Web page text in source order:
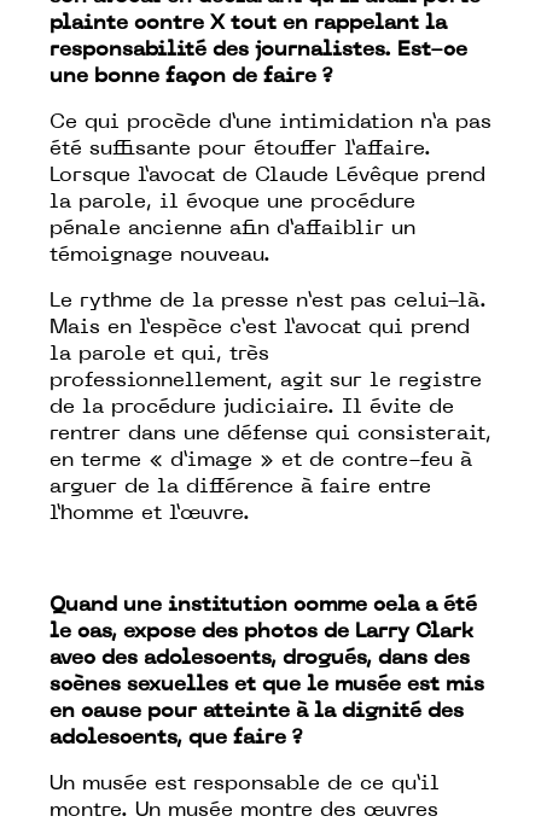
plainte contre X tout en rappelant la
responsabilité des journalistes. Est-ce
une bonne façon de faire ?
Ce qui procède d’une intimidation n’a pas
été suffisante pour étouffer l’affaire.
Lorsque l’avocat de Claude Lévêque prend
la parole, il évoque une procédure
pénale ancienne afin d’affaiblir un
témoignage nouveau.
Le rythme de la presse n’est pas celui-là.
Mais en l’espèce c’est l’avocat qui prend
la parole et qui, très
professionnellement, agit sur le registre
de la procédure judiciaire. Il évite de
rentrer dans une défense qui consisterait,
en terme « d’image » et de contre-feu à
arguer de la différence à faire entre
l’homme et l’œuvre.
Quand une institution comme cela a été
le cas, expose des photos de Larry Clark
avec des adolescents, drogués, dans des
scènes sexuelles et que le musée est mis
en cause pour atteinte à la dignité des
adolescents, que faire ?
Un musée est responsable de ce qu’il
montre. Un musée montre des œuvres